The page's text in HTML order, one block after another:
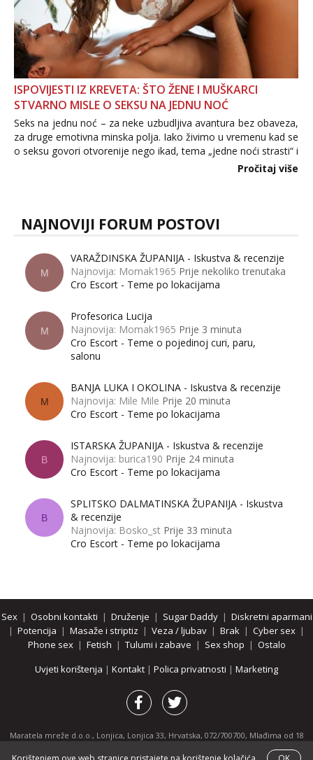
ISPOVIJESTI IZ KREVETA: ŠTO ŽENE I MUŠKARCI
STVARNO MISLE O SEKSU NA JEDNU NOĆ
Seks na jednu noć – za neke uzbudljiva avantura bez obaveza,
za druge emotivna minska polja. Iako živimo u vremenu kad se
o seksu govori otvorenije nego ikad, tema „jedne noći strasti“ i
dalje izaziva burne rasprave. Što zapravo misle žene, a što
Pročitaj više
NAJNOVIJI FORUM POSTOVI
M
VARAŽDINSKA ŽUPANIJA - Iskustva & recenzije
Najnovija: Momak1965 Prije nekoliko trenutaka
Cro Escort - Teme po lokacijama
M
Profesorica Lucija
Najnovija: Momak1965 Prije 3 minuta
Cro Escort - Teme o pojedinoj curi, paru,
salonu
M
BANJA LUKA I OKOLINA - Iskustva & recenzije
Najnovija: Mile Mile Prije 20 minuta
Cro Escort - Teme po lokacijama
B
ISTARSKA ŽUPANIJA - Iskustva & recenzije
Najnovija: burica190 Prije 24 minuta
Cro Escort - Teme po lokacijama
B
SPLITSKO DALMATINSKA ŽUPANIJA - Iskustva
& recenzije
Najnovija: Bosko_st Prije 33 minuta
Cro Escort - Teme po lokacijama
Sex| Osobni kontakti | Druženje | Sugar Daddy| Diskretni aparmani
| Potencija | Masaže i striptiz | Veza / ljubav | Brak | Cyber sex |
Phone sex| Fetish | Tulumi i zabave | Sex shop | Ostalo
Uvjeti korištenja | Kontakt | Polica privatnosti | Marketing
Maratela mreže d.o.o., Lonjica, Lonjica 33, Hrvatska, 072/700700, Mlađima od 18